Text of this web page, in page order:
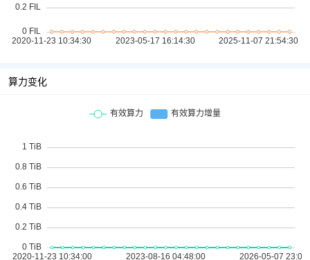
算力变化